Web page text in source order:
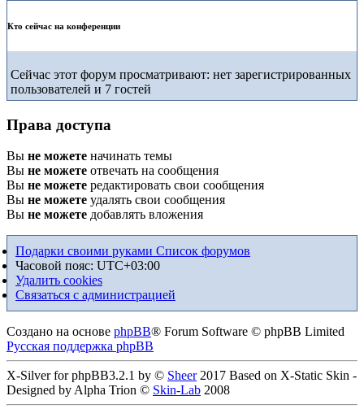
Кто сейчас на конференции
Сейчас этот форум просматривают: нет зарегистрированных
пользователей и 7 гостей
Права доступа
Вы не можете начинать темы
Вы не можете отвечать на сообщения
Вы не можете редактировать свои сообщения
Вы не можете удалять свои сообщения
Вы не можете добавлять вложения
Подарки своими руками Список форумов
Часовой пояс: UTC+03:00
Удалить cookies
Связаться с администрацией
Создано на основе phpBB® Forum Software © phpBB Limited
Русская поддержка phpBB
X-Silver for phpBB3.2.1 by © Sheer2017 Based on X-Static Skin -
Designed by Alpha Trion © Skin-Lab 2008